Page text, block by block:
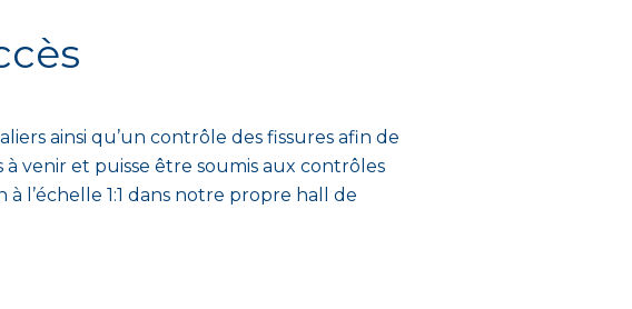
ainsi qu’un contrôle des fissures afin de
venir et puisse être soumis aux contrôles
l’échelle 1:1 dans notre propre hall de